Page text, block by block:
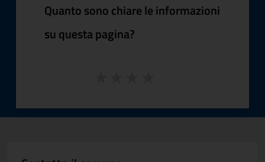
Quanto sono chiare le informazioni
su questa pagina?